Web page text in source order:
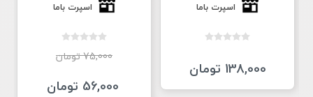
اسپرت باما
138,000 تومان
اسپرت باما
75,000 تومان
56,000 تومان